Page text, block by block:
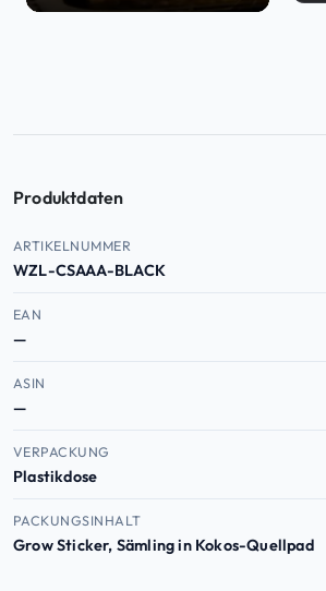
Produktdaten
ARTIKELNUMMER
WZL-CSAAA-BLACK
EAN
—
ASIN
—
VERPACKUNG
Plastikdose
PACKUNGSINHALT
Grow Sticker, Sämling in Kokos-Quellpad